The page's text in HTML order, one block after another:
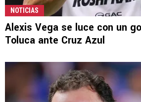
NOTICIAS
Alexis Vega se luce con un
Toluca ante Cruz Azul